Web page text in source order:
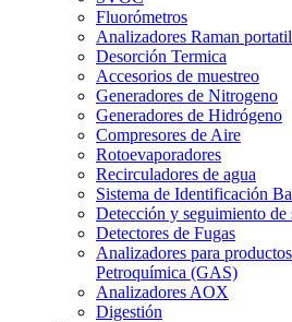
Fluorómetros
Analizadores Raman portatil
Desorción Termica
Accesorios de muestreo
Generadores de Nitrogeno
Generadores de Hidrógeno
Compresores de Aire
Rotoevaporadores
Recirculadores de agua
Sistema de Identificación
Detección y seguimiento de
Detectores de Fugas
Analizadores para
Petroquímica (GAS)
Analizadores AOX
Digestión